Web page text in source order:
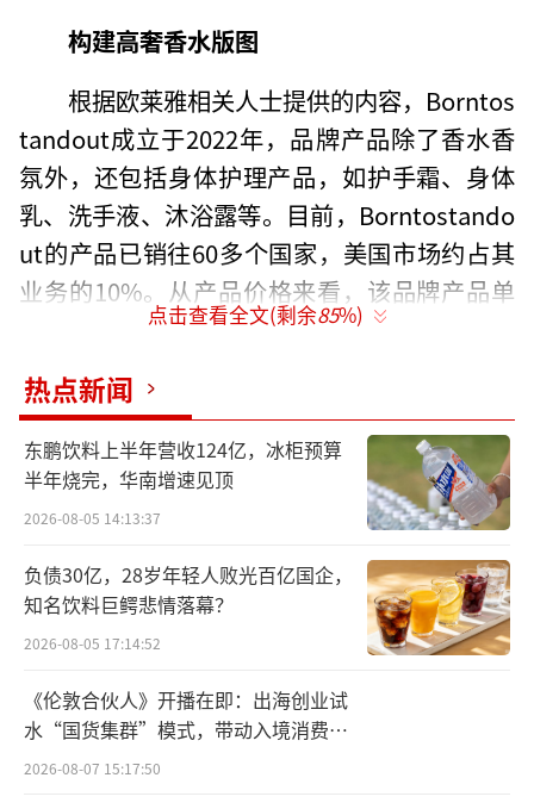
构建高奢香水版图
根据欧莱雅相关人士提供的内容，Borntos
tandout成立于2022年，品牌产品除了香水香
氛外，还包括身体护理产品，如护手霜、身体
乳、洗手液、沐浴露等。目前，Borntostando
ut的产品已销往60多个国家，美国市场约占其
业务的10%。从产品价格来看，该品牌产品单
价在千元以上。
近年来，欧莱雅在香水香氛领域的动作不
断。前不久，欧莱雅才收购了中东阿曼的奢华
香水品牌Amouage的少数股权。同样在2月，
欧莱雅收购了法国设计师品牌Jacquemus少数
股权，并签署独家美妆合作协议，计划未来将
推出联名香水系列。2024年2月，欧莱雅与Pra
da集团达成协议，负责开发、生产及分销Miu
Miu香水，首款产品预计2025年上市。2023
年，欧莱雅对中国本土高端香氛品牌观夏进行
少数股权投资，补充东方美学香调产品线。
点击查看全文(剩余85%)
热点新闻
东鹏饮料上半年营收124亿，冰柜预算
半年烧完，华南增速见顶
2026-08-05 14:13:37
负债30亿，28岁年轻人败光百亿国企，
知名饮料巨鳄悲情落幕？
2026-08-05 17:14:52
《伦敦合伙人》开播在即：出海创业试
水“国货集群”模式，带动入境消费反
向种草
2026-08-07 15:17:50